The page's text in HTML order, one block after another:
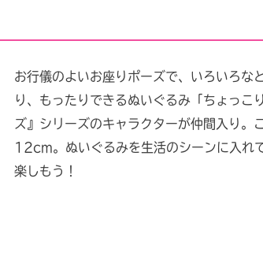
お行儀のよいお座りポーズで、いろいろな
り、もったりできるぬいぐるみ「ちょっこ
ズ』シリーズのキャラクターが仲間入り。
12cm。ぬいぐるみを生活のシーンに入
楽しもう！